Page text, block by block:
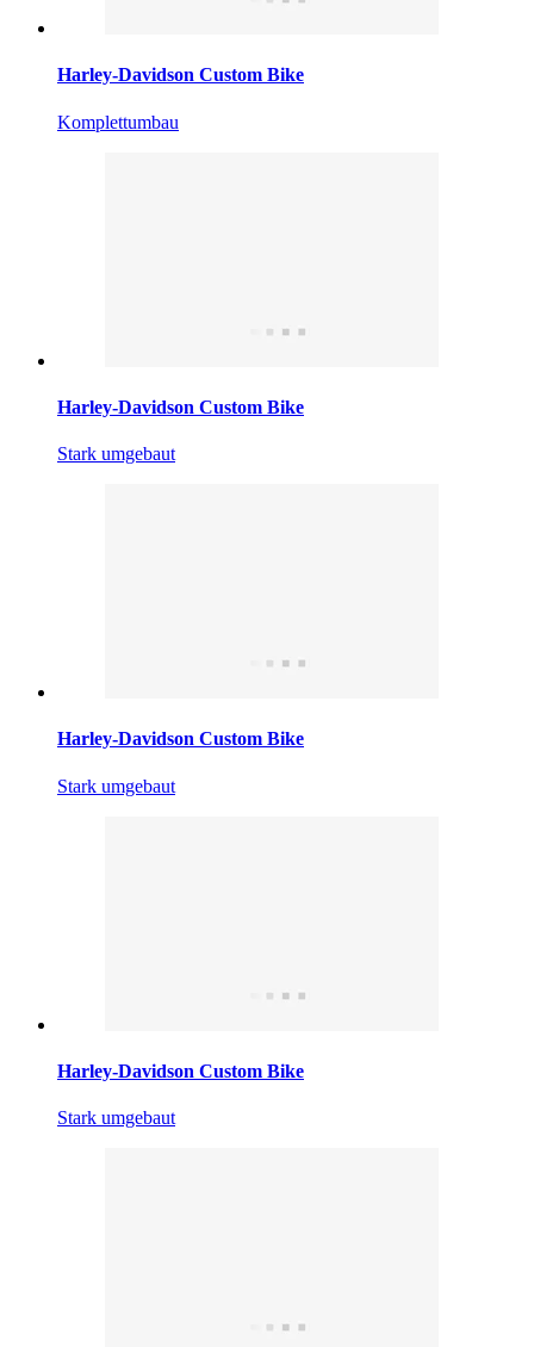
Harley-Davidson Custom Bike
Komplettumbau
Harley-Davidson Custom Bike
Stark umgebaut
Harley-Davidson Custom Bike
Stark umgebaut
Harley-Davidson Custom Bike
Stark umgebaut